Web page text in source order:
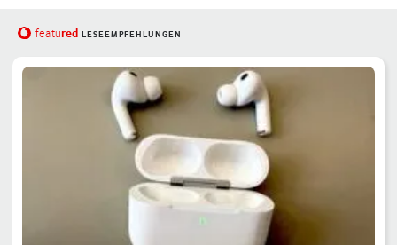
featured LESEEMPFEHLUNGEN